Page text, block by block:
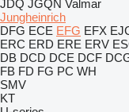
JDQ JGQN Valmar
Jungheinrich
DFG ECE EFG EFX
ERC ERD ERE ERV
DB DCD DCE DCF
FB FD FG PC WH
SMV
KT